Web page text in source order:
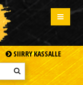
SIIRRY KASSALLE